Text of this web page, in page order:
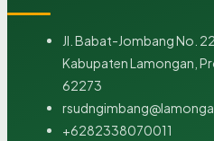
Jl. Babat-Jombang No.
Kabupaten Lamongan,
62273
+6282338070011